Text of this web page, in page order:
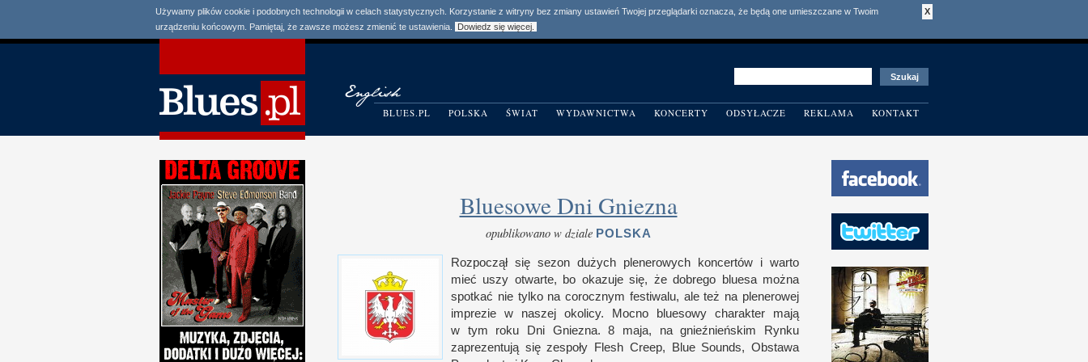
X
Używamy plików cookie i podobnych technologii w celach statystycznych. Korzystanie z witryny bez zmiany ustawień Twojej przeglądarki oznacza, że będą one umieszczane w Twoim
urządzeniu końcowym. Pamiętaj, że zawsze możesz zmienić te ustawienia.
Dowiedz się więcej.
BLUES.PL POLSKA ŚWIAT WYDAWNICTWA KONCERTY ODSYŁACZE REKLAMA KONTAKT
Bluesowe Dni Gniezna
opublikowano w dziale POLSKA
Rozpoczął się sezon dużych plenerowych koncertów i warto
mieć uszy otwarte, bo okazuje się, że dobrego bluesa można
spotkać nie tylko na corocznym festiwalu, ale też na plenerowej
imprezie w naszej okolicy. Mocno bluesowy charakter mają
w tym roku Dni Gniezna.8 maja, na gnieźnieńskim Rynku
zaprezentują się zespoły Flesh Creep, Blue Sounds, Obstawa